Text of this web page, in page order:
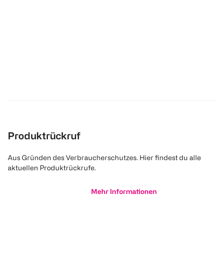
Produktrückruf
Aus Gründen des Verbraucherschutzes. Hier findest du alle
aktuellen Produktrückrufe.
Mehr Informationen